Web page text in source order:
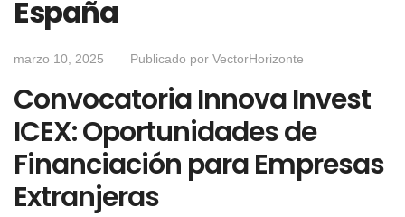
España
marzo 10, 2025 Publicado por VectorHorizonte
Convocatoria Innova Invest
ICEX: Oportunidades de
Financiación para Empresas
Extranjeras